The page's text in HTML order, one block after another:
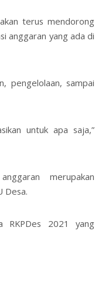
terus mendorong
anggaran yang ada di
pengelolaan, sampai
untuk apa saja,”
merupakan
Desa.
RKPDes 2021 yang